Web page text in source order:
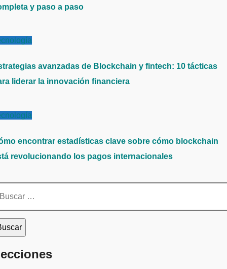
y paso a paso
avanzadas de Blockchain y fintech: 10 tácticas
liderar la innovación financiera
encontrar estadísticas clave sobre cómo blockchain
revolucionando los pagos internacionales